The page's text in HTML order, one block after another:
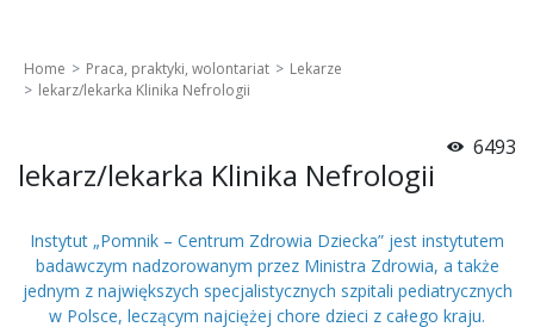
Home Praca, praktyki, wolontariat
Lekarze
lekarz/lekarka Klinika Nefrologii
6493
lekarz/lekarka Klinika Nefrologii
Instytut „Pomnik – Centrum Zdrowia Dziecka” jest instytutem
badawczym nadzorowanym przez Ministra Zdrowia, a także
jednym z największych specjalistycznych szpitali pediatrycznych
w Polsce, leczącym najciężej chore dzieci z całego kraju.